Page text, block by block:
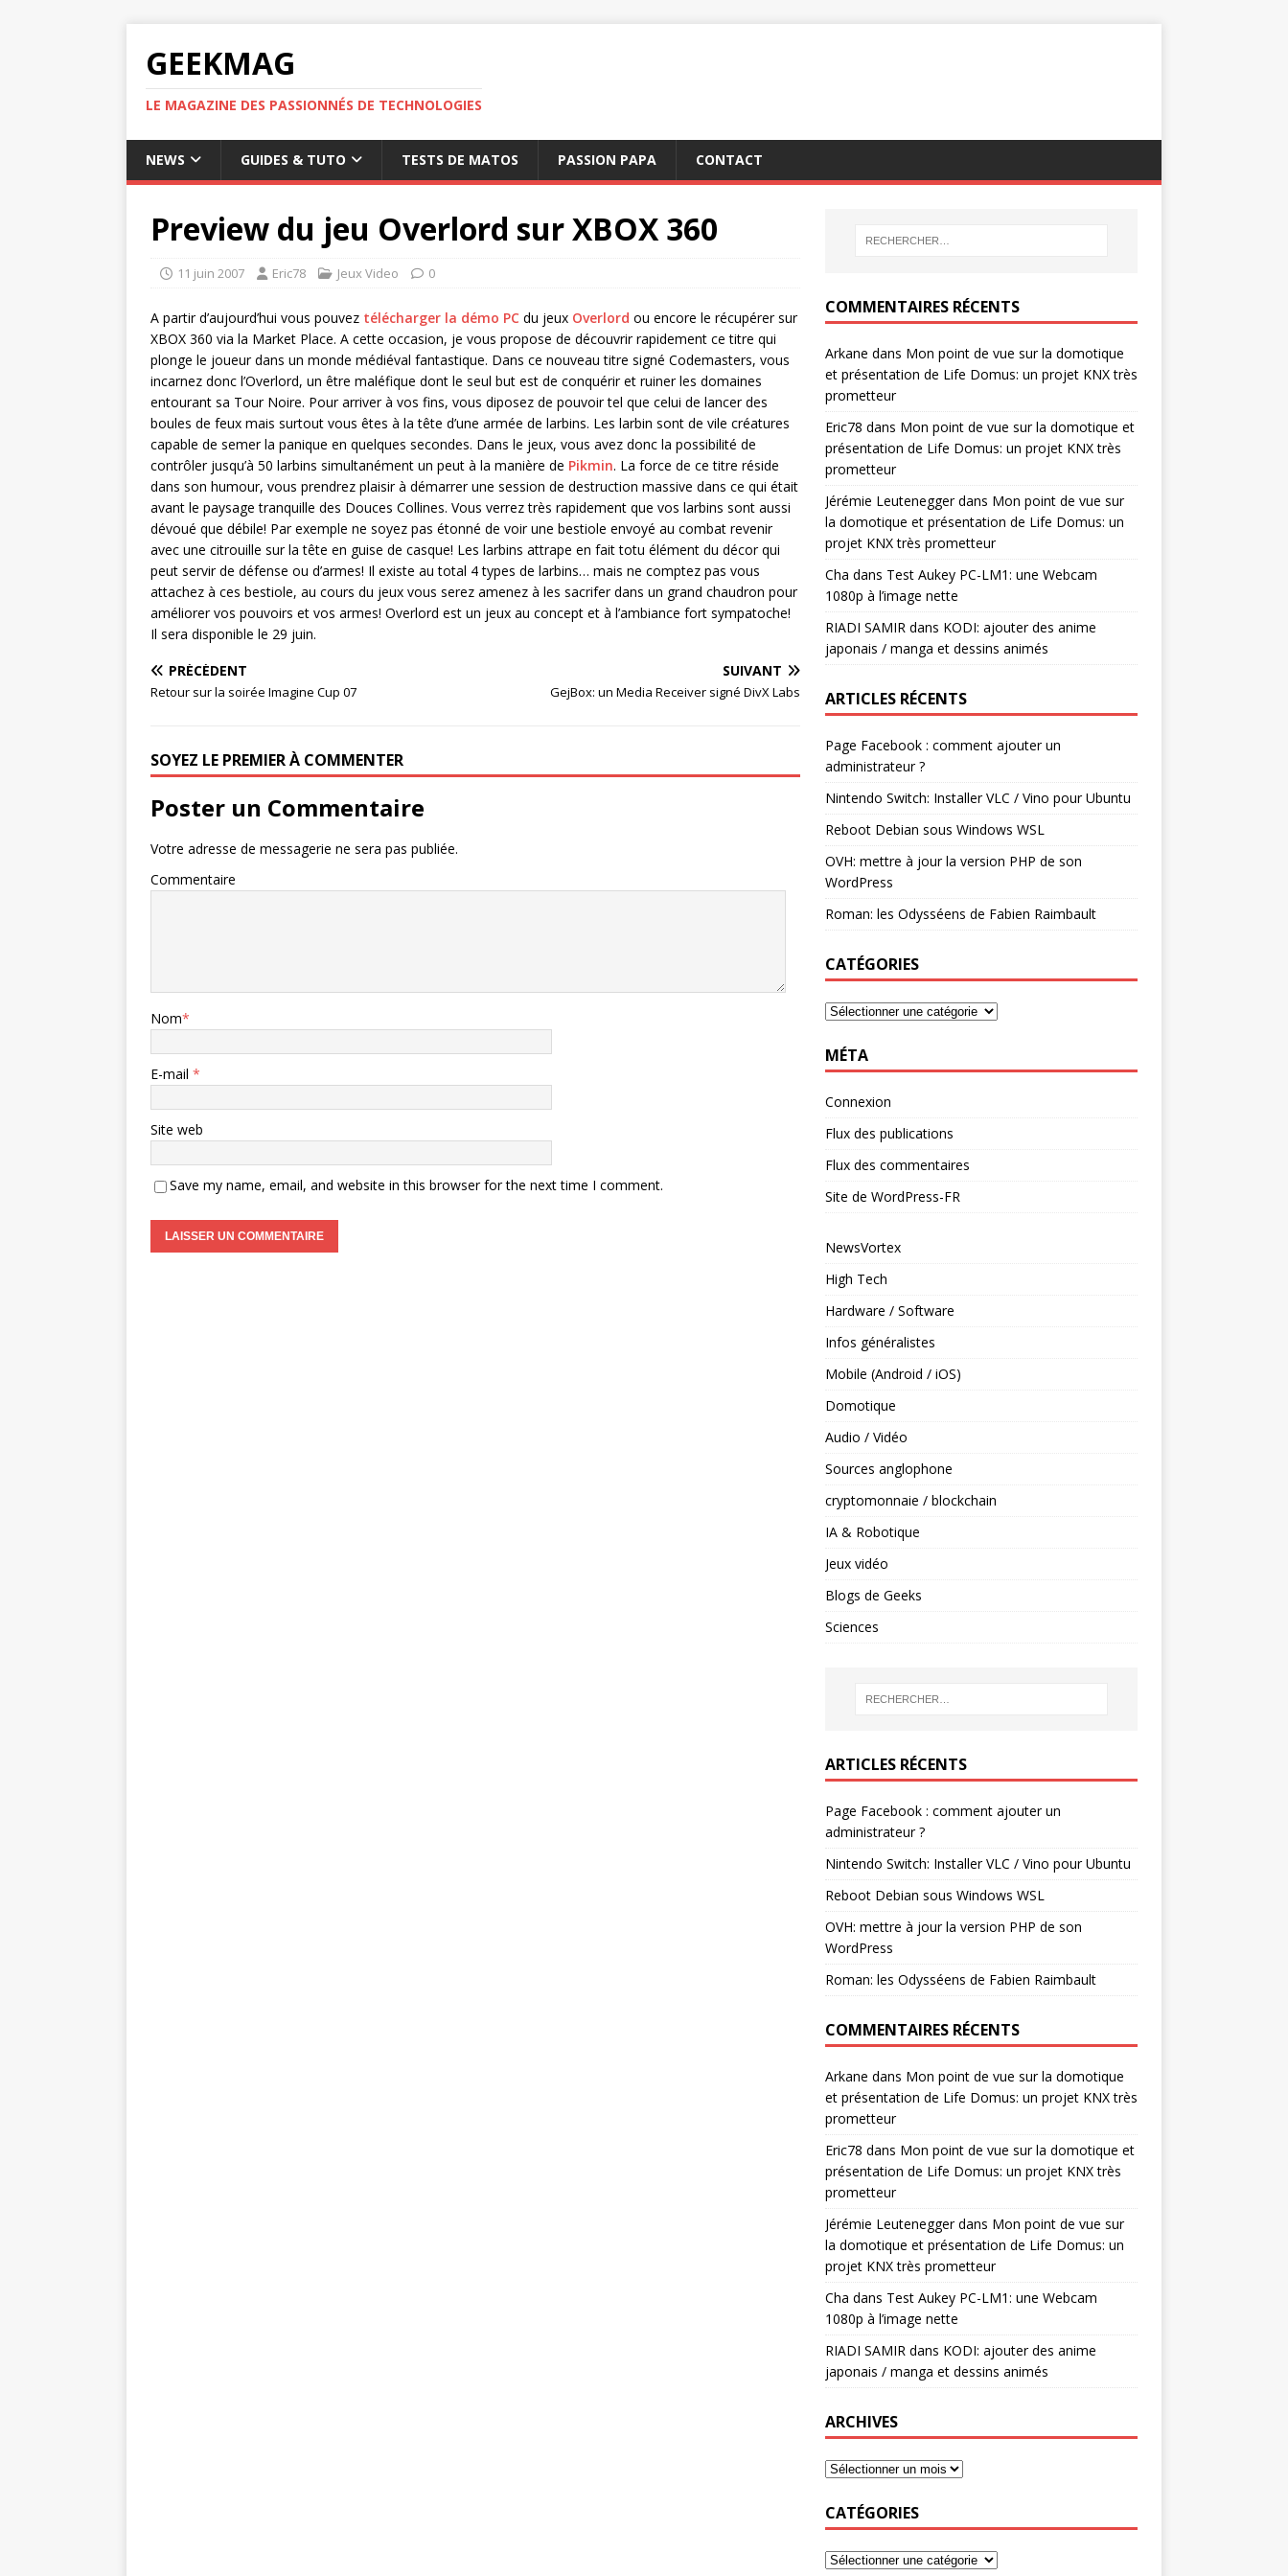
GEEKMAG
LE MAGAZINE DES PASSIONNÉS DE TECHNOLOGIES
NEWS GUIDES & TUTO TESTS DE MATOS PASSION PAPA CONTACT
Preview du jeu Overlord sur XBOX 360
11 juin 2007 Eric78 Jeux Video 0
A partir d’aujourd’hui vous pouvez télécharger la démo PC du jeux Overlord ou encore le récupérer sur
XBOX 360 via la Market Place. A cette occasion, je vous propose de découvrir rapidement ce titre qui
plonge le joueur dans un monde médiéval fantastique. Dans ce nouveau titre signé Codemasters, vous
incarnez donc l’Overlord, un être maléfique dont le seul but est de conquérir et ruiner les domaines
entourant sa Tour Noire. Pour arriver à vos fins, vous diposez de pouvoir tel que celui de lancer des
boules de feux mais surtout vous êtes à la tête d’une armée de larbins. Les larbin sont de vile créatures
capable de semer la panique en quelques secondes. Dans le jeux, vous avez donc la possibilité de
contrôler jusqu’à 50 larbins simultanément un peut à la manière de Pikmin. La force de ce titre réside
dans son humour, vous prendrez plaisir à démarrer une session de destruction massive dans ce qui était
avant le paysage tranquille des Douces Collines. Vous verrez très rapidement que vos larbins sont aussi
dévoué que débile! Par exemple ne soyez pas étonné de voir une bestiole envoyé au combat revenir
avec une citrouille sur la tête en guise de casque! Les larbins attrape en fait totu élément du décor qui
peut servir de défense ou d’armes! Il existe au total 4 types de larbins… mais ne comptez pas vous
attachez à ces bestiole, au cours du jeux vous serez amenez à les sacrifer dans un grand chaudron pour
améliorer vos pouvoirs et vos armes! Overlord est un jeux au concept et à l’ambiance fort sympatoche!
Il sera disponible le 29 juin.
PRÉCÉDENT
Retour sur la soirée Imagine Cup 07
SUIVANT
GejBox: un Media Receiver signé DivX Labs
SOYEZ LE PREMIER À COMMENTER
Poster un Commentaire
Votre adresse de messagerie ne sera pas publiée.
Commentaire
Nom*
E-mail *
Site web
Save my name, email, and website in this browser for the next time I comment.
COMMENTAIRES RÉCENTS
Arkane dans Mon point de vue sur la domotique
et présentation de Life Domus: un projet KNX très
prometteur
Eric78 dans Mon point de vue sur la domotique et
présentation de Life Domus: un projet KNX très
prometteur
Jérémie Leuteneggerdans Mon point de vue sur
la domotique et présentation de Life Domus: un
projet KNX très prometteur
Cha dans Test Aukey PC-LM1: une Webcam
1080p à l’image nette
RIADI SAMIR dans KODI: ajouter des anime
japonais / manga et dessins animés
ARTICLES RÉCENTS
Page Facebook : comment ajouter un
administrateur ?
Nintendo Switch: Installer VLC / Vino pour Ubuntu
Reboot Debian sous Windows WSL
OVH: mettre à jour la version PHP de son
WordPress
Roman: les Odysséens de Fabien Raimbault
CATÉGORIES
MÉTA
Connexion
Flux des publications
Flux des commentaires
Site de WordPress-FR
NewsVortex
High Tech
Hardware / Software
Infos généralistes
Mobile (Android / iOS)
Domotique
Audio / Vidéo
Sources anglophone
cryptomonnaie / blockchain
IA & Robotique
Jeux vidéo
Blogs de Geeks
Sciences
ARTICLES RÉCENTS
Page Facebook : comment ajouter un
administrateur ?
Nintendo Switch: Installer VLC / Vino pour Ubuntu
Reboot Debian sous Windows WSL
OVH: mettre à jour la version PHP de son
WordPress
Roman: les Odysséens de Fabien Raimbault
COMMENTAIRES RÉCENTS
Arkane dans Mon point de vue sur la domotique
et présentation de Life Domus: un projet KNX très
prometteur
Eric78 dans Mon point de vue sur la domotique et
présentation de Life Domus: un projet KNX très
prometteur
Jérémie Leuteneggerdans Mon point de vue sur
la domotique et présentation de Life Domus: un
projet KNX très prometteur
Cha dans Test Aukey PC-LM1: une Webcam
1080p à l’image nette
RIADI SAMIRdans KODI: ajouter des anime
japonais / manga et dessins animés
ARCHIVES
CATÉGORIES